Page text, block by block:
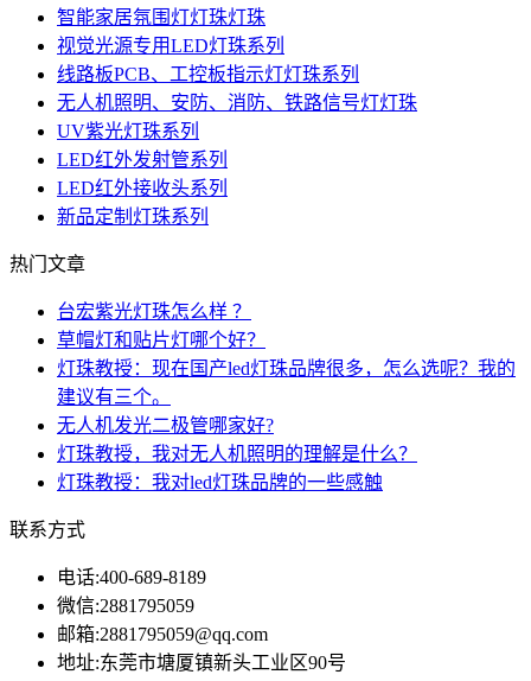
智能家居氛围灯灯珠灯珠
视觉光源专用LED灯珠系列
线路板PCB、工控板指示灯灯珠系列
无人机照明、安防、消防、铁路信号灯灯珠
UV紫光灯珠系列
LED红外发射管系列
LED红外接收头系列
新品定制灯珠系列
热门文章
台宏紫光灯珠怎么样 ？
草帽灯和贴片灯哪个好？
灯珠教授：现在国产led灯珠品牌很多，怎么选呢？我的
建议有三个。
无人机发光二极管哪家好?
灯珠教授，我对无人机照明的理解是什么？
灯珠教授：我对led灯珠品牌的一些感触
联系方式
电话:400-689-8189
微信:2881795059
邮箱:2881795059@qq.com
地址:东莞市塘厦镇新头工业区90号